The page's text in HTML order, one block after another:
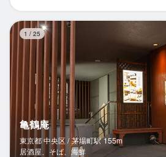
1 / 25
亀鶴庵
東京都 中央区 / 茅場町駅 155m
居酒屋、そば、海鮮